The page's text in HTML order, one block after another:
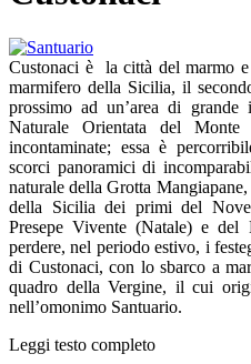
Custonaci è la città del marmo
marmifero della Sicilia, il
prossimo ad un’area di grande
Naturale Orientata del Monte
incontaminate; essa è
scorci panoramici di
naturale della Grotta
della Sicilia dei primi del
Presepe Vivente (Natale) e del
perdere, nel periodo estivo, i
di Custonaci, con lo sbarco a
quadro della Vergine, il cui
nell’omonimo Santuario.
Leggi testo completo